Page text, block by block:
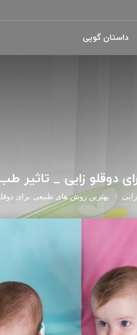
داستان گوپی
دوقلو زایی _
بهترین روش های طبیعی برای